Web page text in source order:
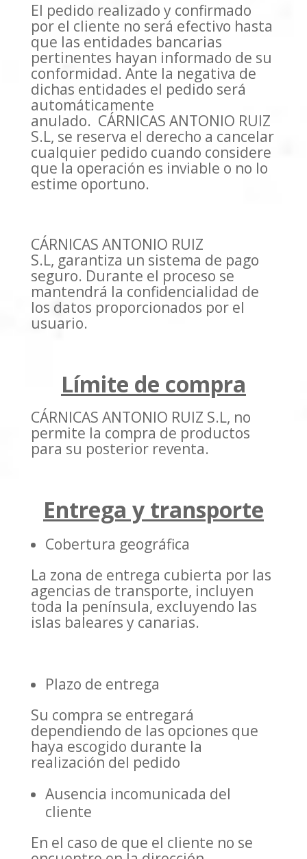
El pedido realizado y confirmado
por el cliente no será efectivo hasta
que las entidades bancarias
pertinentes hayan informado de su
conformidad. Ante la negativa de
dichas entidades el pedido será
automáticamente
anulado. CÁRNICAS ANTONIO RUIZ
S.L, se reserva el derecho a cancelar
cualquier pedido cuando considere
que la operación es inviable o no lo
estime oportuno.
CÁRNICAS ANTONIO RUIZ
S.L, garantiza un sistema de pago
seguro. Durante el proceso se
mantendrá la confidencialidad de
los datos proporcionados por el
usuario.
Límite de compra
CÁRNICAS ANTONIO RUIZ S.L, no
permite la compra de productos
para su posterior reventa.
Entrega y transporte
Cobertura geográfica
La zona de entrega cubierta por las
agencias de transporte, incluyen
toda la península, excluyendo las
islas baleares y canarias.
Plazo de entrega
Su compra se entregará
dependiendo de las opciones que
haya escogido durante la
realización del pedido
Ausencia incomunicada del
cliente
En el caso de que el cliente no se